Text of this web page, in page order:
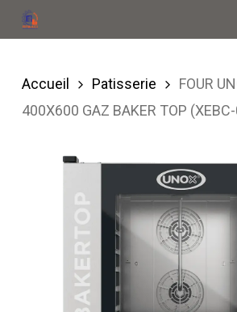
Skip
to
content
Accueil Patisserie
FOUR
400X600 GAZ BAKER TOP